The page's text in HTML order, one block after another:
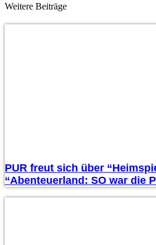
Weitere Beiträge
PUR freut sich über
“Abenteuerland: SO war die